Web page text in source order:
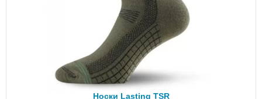
Носки Lasting TSR